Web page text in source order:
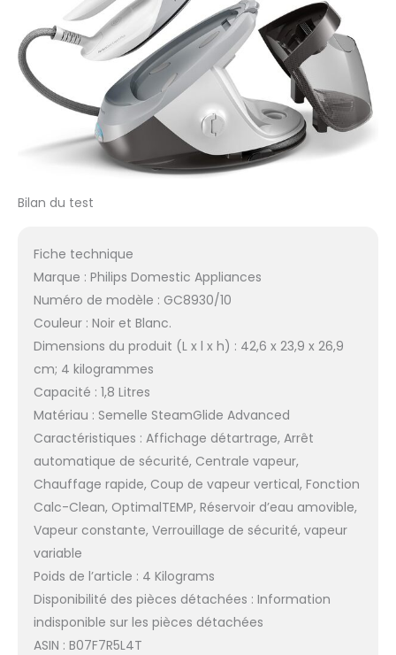
Bilan du test
Fiche technique
Marque : Philips Domestic Appliances
Numéro de modèle : GC8930/10
Couleur : Noir et Blanc.
Dimensions du produit (L x l x h) : 42,6 x 23,9 x 26,9
cm; 4 kilogrammes
Capacité : 1,8 Litres
Matériau : Semelle SteamGlide Advanced
Caractéristiques : Affichage détartrage, Arrêt
automatique de sécurité, Centrale vapeur,
Chauffage rapide, Coup de vapeur vertical, Fonction
Calc-Clean, OptimalTEMP, Réservoir d’eau amovible,
Vapeur constante, Verrouillage de sécurité, vapeur
variable
Poids de l’article : 4 Kilograms
Disponibilité des pièces détachées : Information
indisponible sur les pièces détachées
ASIN : B07F7R5L4T